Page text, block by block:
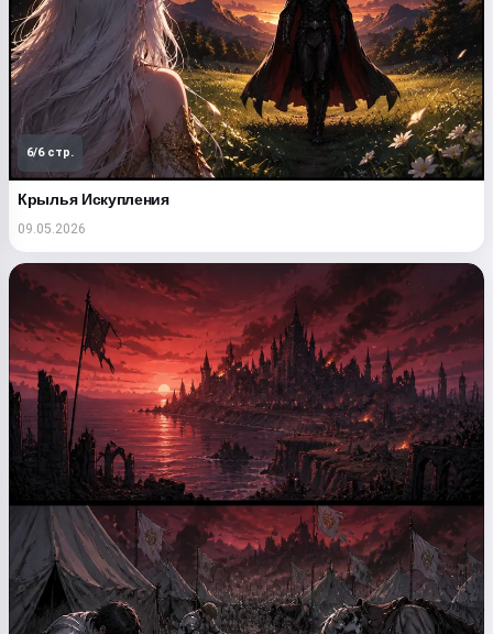
6/6 стр.
Крылья Искупления
09.05.2026
Прочитать сказку
Начиная использовать сервис, вы принимаете: